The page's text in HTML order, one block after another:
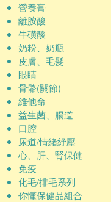
營養膏
離胺酸
牛磺酸
奶粉、奶瓶
皮膚、毛髮
眼睛
骨骼(關節)
維他命
益生菌、腸道
口腔
尿道/情緒紓壓
心、肝、腎保健
免疫
化毛/排毛系列
你懂保健品組合